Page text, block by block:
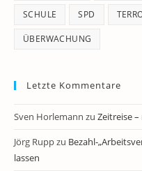
SCHULE SPD
ÜBERWACHUNG
Letzte Kommentare
Sven Horlemann zu Zeitreise –
Jörg Ruppzu Bezahl-
lassen